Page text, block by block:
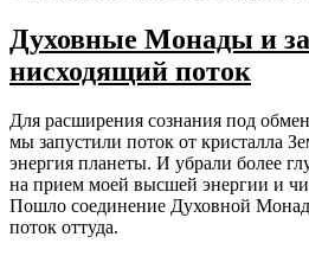
Духовные Монады и
нисходящий поток
Для расширения сознания под
мы запустили поток от кристалла
энергия планеты. И убрали более
на прием моей высшей энергии и
Пошло соединение Духовной
поток оттуда.